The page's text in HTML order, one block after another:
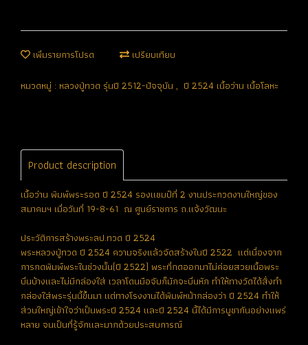
เพิ่มรายการโปรด เปรียบเทียบ
หมวดหมู่ : หลวงปู่ทวด รุ่นปี 2512-ปัจจุบัน , ปี 2524 เนื้อว่าน เนื้อโลหะ
Product description
เนื้อว่าน พิมพ์พระรอด ปี 2524 รองแชมป์ที่ 2 งานประกวดงานใหญ่ของ
สมาคมฯ เมื่อวันที่ 19-8-61 ณ ศูนย์ราชการ ถ.แจ้งวัฒนะ
ประวัติการสร้างพระลป.ทวด ปี 2524
พระหลวงปู่ทวด ปี 2524 ความจริงแล้วจัดสร้างในปี 2522 แต่เนื่องจาก
การกดพิมพ์พระในช่วงนั้น(ปี 2522) พระที่กดออกมาไม่ค่อยสวยเนื้อพระ
บิ่นบ้างและไม่มีกล่องใส่ เวลาโดนมือจับก็มักจะบิ่นหัก ทำให้ทางวัดได้สั่งทำ
กล่องใส่พระรุ่นนี้ขึ้นมา แต่ทางโรงงานได้พิมพ์หน้ากล่องว่า ปี 2524 ทำให้
ส่วนใหญ่เข้าใจว่าเป็นพระปี 2524 และปี 2524 นี้ได้มีการบูชากันอย่างแพร่
หลาย จนเป็นที่รู้จักและมากด้วยประสบการณ์